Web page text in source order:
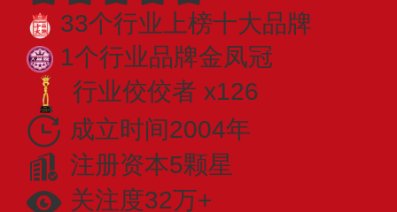
33个行业上榜十大品牌
1个行业品牌金凤冠
行业佼佼者 x126
成立时间2004年
注册资本5颗星
关注度32万+